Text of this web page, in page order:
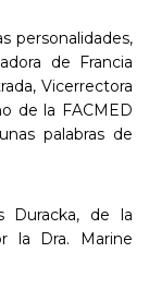
personalidades,
de Francia
Vicerrectora
de la FACMED
palabras de
Duracka, de la
la Dra. Marine